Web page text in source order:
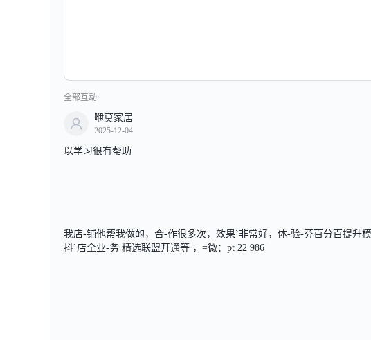
全部互动:
咿莫家居
2025-12-04
以学习很有帮助
我店-铺他帮我做的，合-作很多次，效果`非常好，体-验-芬百分百提升
抖`店全业-务 精选联盟开通等 ，=͟͟͞͞微：pt 22 986